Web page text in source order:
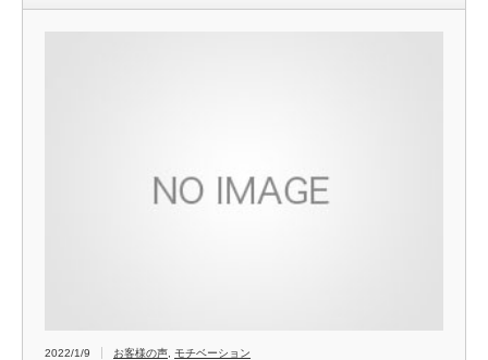
2022/1/9 お客様の声 モチベーション